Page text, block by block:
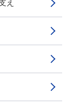
え